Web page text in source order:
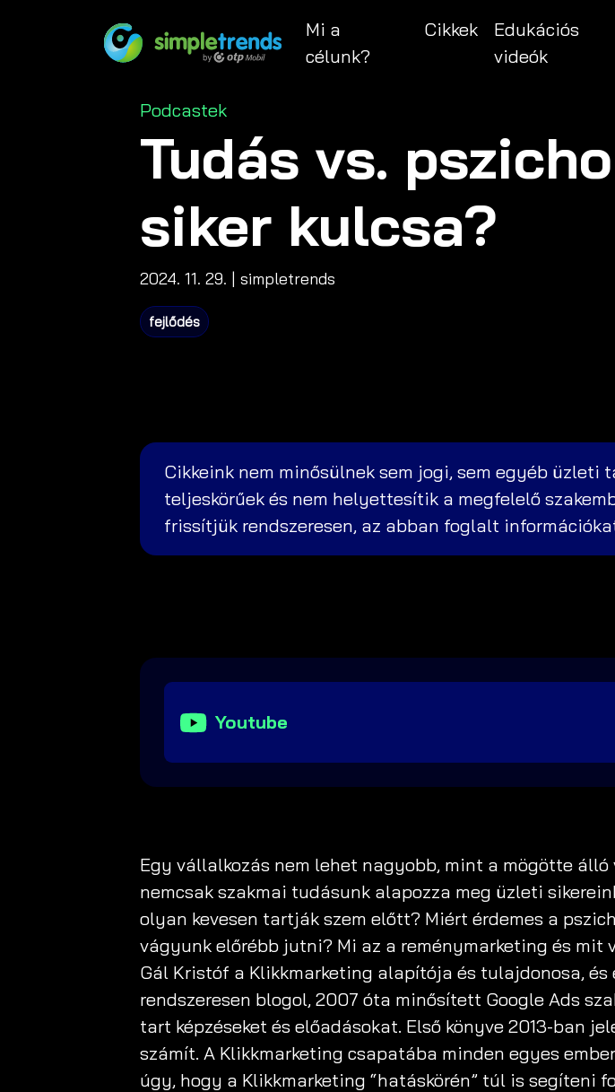
Mi a
célunk?
Cikkek
Edukációs
videók
Categories
Podcastek
Tudás vs.
siker kulcsa?
2024. 11. 29. | simpletrends
fejlődés
Cikkeink nem minősülnek sem jogi, sem egyéb
teljeskörűek és nem helyettesítik a megfelelő
frissítjük rendszeresen, az abban foglalt
Youtube
Egy vállalkozás nem lehet nagyobb, mint a mögötte
nemcsak szakmai tudásunk alapozza meg üzleti
olyan kevesen tartják szem előtt? Miért érdemes a
vágyunk előrébb jutni? Mi az a reménymarketing és mit
Gál Kristóf a Klikkmarketing alapítója és tulajdonosa, és
rendszeresen blogol, 2007 óta minősített Google Ads
tart képzéseket és előadásokat. Első könyve 2013-ban
számít. A Klikkmarketing csapatába minden egyes
úgy, hogy a Klikkmarketing “hatáskörén” túl is segíteni